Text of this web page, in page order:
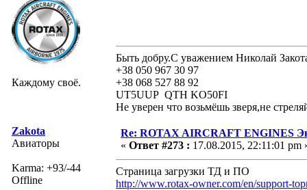
Каждому своё.
Быть добру.С уважением Николай
+38 050 967 30 97
+38 068 527 88 92
UT5UUP QTH KO50FI
Не уверен что возьмёшь зверя,не
Zakota
Авиаторы
Karma: +93/-44
Offline
Re: ROTAX AIRCRAFT ENGINES
« Ответ #273 : 17.08.2015, 22:11:01 pm
Страница загрузки ТД и ПО
http://www.rotax-owner.com/en/support-